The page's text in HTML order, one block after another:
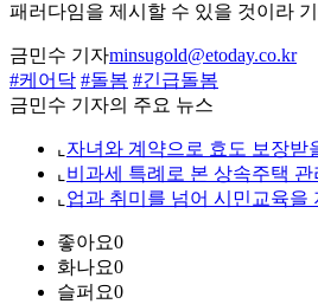
패러다임을 제시할 수 있을 것이라
금민수 기자minsugold@etoday.co.kr
#케어닥 #돌봄 #긴급돌봄
금민수 기자의 주요 뉴스
⌞ 자녀와 계약으로 효도 보장받
⌞ 비과세 특례로 본 상속주택 관
⌞ 업과 취미를 넘어 시민교육을
좋아요0
화나요0
슬퍼요0